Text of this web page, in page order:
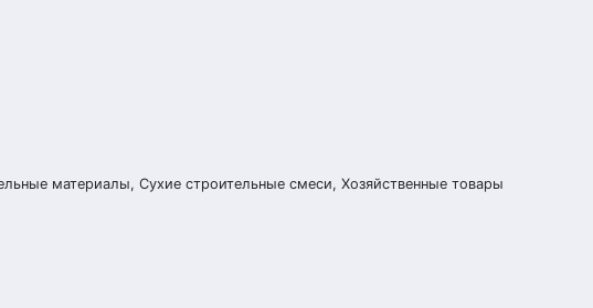
материалы, Сухие строительные смеси, Хозяйственные товары